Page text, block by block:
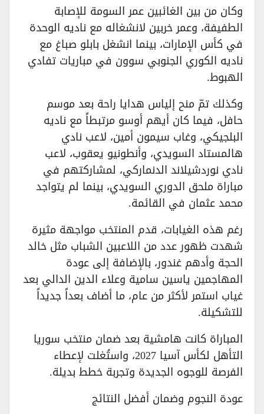
وكان من بين الغائبين عمر السومة للإصابة
الطفيفة، وعمر خربين لانشغاله مع ناديه الوحدة
في كأس الإمارات، بينما انشغل بابلو صباغ مع
ناديه الكوري الجنوبي سوون في مباريات تفادي
الهبوط.
وكذلك تمّ منح إلياس هدايا راحة بعد موسم
حافل، فيما كان أيهم أوسو مرتبطاً مع ناديه
البلجيكي، وغاب سيمون أمين، لاعب نادي
هالمستاد السويدي، وأنطونيو يعقوب، لاعب
نادي نوردشيلاند الدنماركي، لمشاركتهم في
مباراة ملحق الدوري السويدي، بينما لم يتواجد
محمد عثمان في القائمة.
رغم هذه الغيابات، قدم المنتخب مواجهة مثيرة
شهدت ظهور عدد من اللاعبين الشباب مثل خالد
الحجة وأدهم غندور، بالإضافة إلى عودة
المهاجمين ياسين سامية وعلاء الدين الدالي بعد
غياب استمر لأكثر من عام، ما أضاف بعداً جديداً
للتشكيلة.
المباراة كانت هامشية بعد ضمان منتخب سوريا
التأهل لكأس آسيا 2027، واستُغلت لإعطاء
الفرصة للوجوه الجديدة وتجربة خطط بديلة.
عودة النجوم وضمان أفضل النتائج